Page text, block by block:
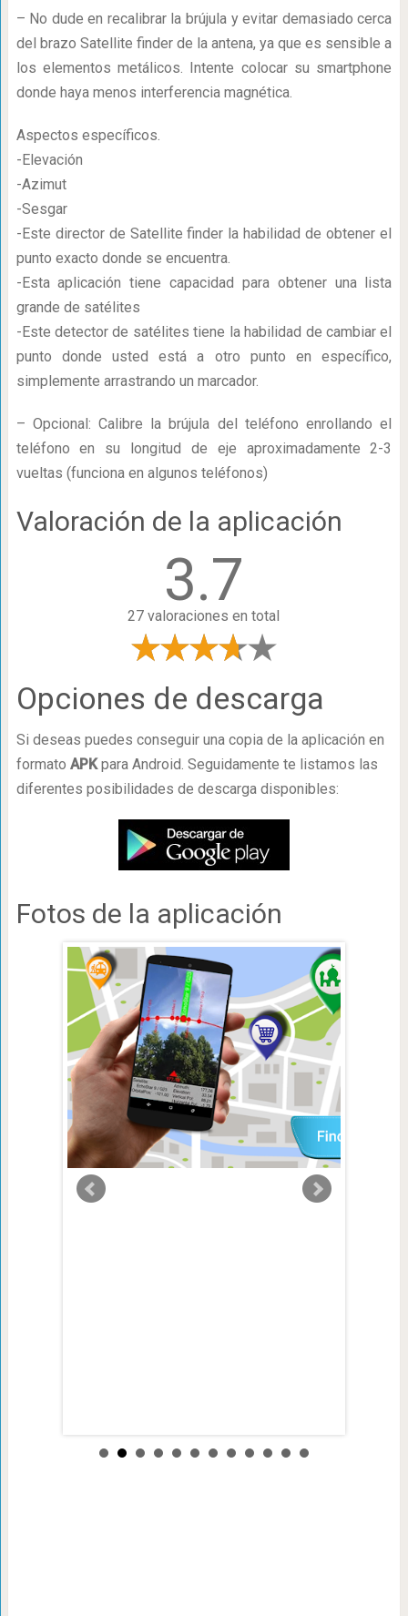
– No dude en recalibrar la brújula y evitar demasiado cerca
del brazo Satellite finder de la antena, ya que es sensible a
los elementos metálicos. Intente colocar su smartphone
donde haya menos interferencia magnética.
Aspectos específicos.
-Elevación
-Azimut
-Sesgar
-Este director de Satellite finder la habilidad de obtener el
punto exacto donde se encuentra.
-Esta aplicación tiene capacidad para obtener una lista
grande de satélites
-Este detector de satélites tiene la habilidad de cambiar el
punto donde usted está a otro punto en específico,
simplemente arrastrando un marcador.
– Opcional: Calibre la brújula del teléfono enrollando el
teléfono en su longitud de eje aproximadamente 2-3
vueltas (funciona en algunos teléfonos)
Valoración de la aplicación
3.7
27 valoraciones en total
Opciones de descarga
Si deseas puedes conseguir una copia de la aplicación en
formato APKpara Android. Seguidamente te listamos las
diferentes posibilidades de descarga disponibles:
Fotos de la aplicación